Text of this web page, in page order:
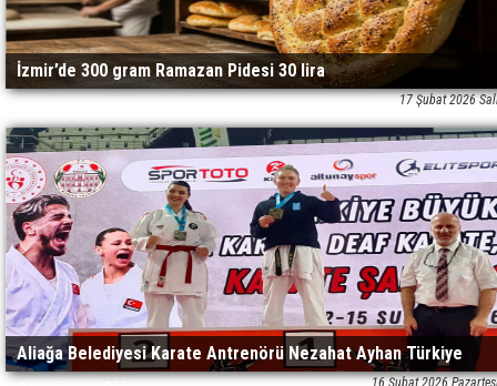
İzmir’de 300 gram Ramazan Pidesi 30 lira
17 Şubat 2026
Aliağa Belediyesi Karate Antrenörü Nezahat Ayhan Türkiye
16 Şubat 2026